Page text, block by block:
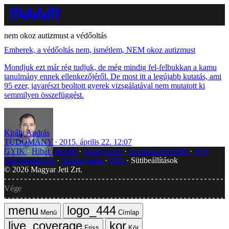
nem okoz autizmust a védőoltás
Emberek, a védőoltás nem, ismétlem, NEM okoz autizmust
Mondjuk ezt már rég tudjuk, de még mindig fel-felbukkan a kamu
tanulmány ennek ellenkezőjéről. De most itt a legújabb kutatás, ami
95 ezer, javarészt beoltott gyerek vizsgálatával nem mutatott ki
semmilyen összefüggést.
Király András
TUDOMÁNY
2015. április 22. 12:07
GYIK Hibát jelentek Impresszum Javítások kezelése
Jogi
dokumentumok
Médiaajánlat RSS
Sütibeállítások
© 2026 Magyar Jeti Zrt.
Vége
Menü
Címlap